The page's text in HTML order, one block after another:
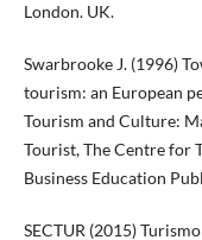
London. UK.
Swarbrooke J. (1996)
tourism: an European
Tourism and Culture:
Tourist, The Centre for
Business Education
SECTUR (2015)